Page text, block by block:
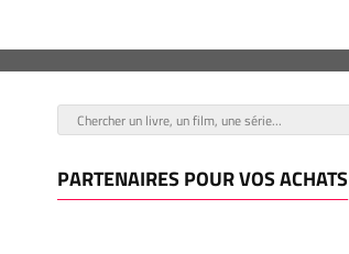
PARTENAIRES POUR VOS ACHATS